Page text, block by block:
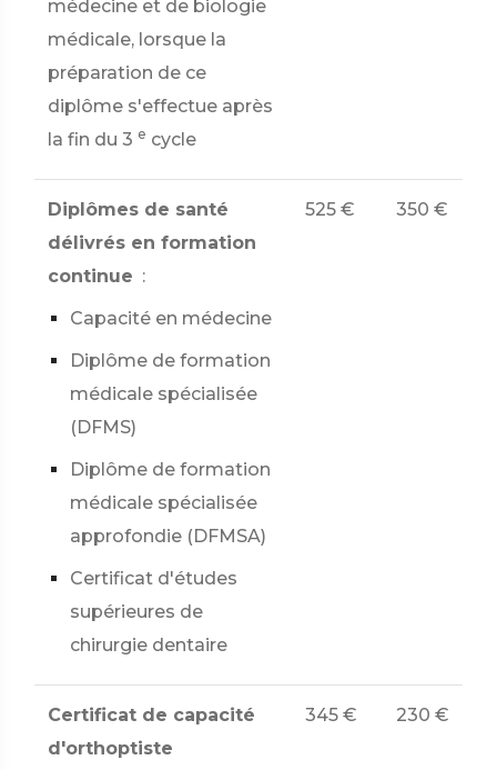
médecine et de biologie
médicale, lorsque la
préparation de ce
diplôme s'effectue après
la fin du 3 e cycle
Diplômes de santé
délivrés en formation
continue :
Capacité en médecine
Diplôme de formation
médicale spécialisée
(DFMS)
Diplôme de formation
médicale spécialisée
approfondie (DFMSA)
Certificat d'études
supérieures de
chirurgie dentaire
525 € 350 €
Certificat de capacité
d'orthoptiste
345 € 230 €